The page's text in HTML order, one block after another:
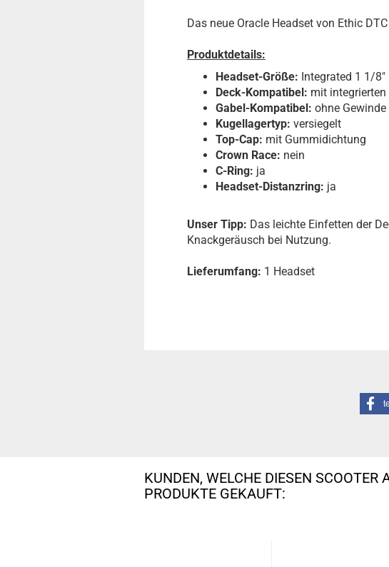
Das neue Oracle Headset von Ethic
Produktdetails:
Headset-Größe: Integrated 1 1/8"
Deck-Kompatibel: mit
Gabel-Kompatibel: ohne Gewinde
Kugellagertyp: versiegelt
Top-Cap: mit Gummidichtung
Crown Race: nein
C-Ring: ja
Headset-Distanzring: ja
Unser Tipp: Das leichte Einfetten der
Knackgeräusch bei Nutzung.
Lieferumfang: 1 Headset
KUNDEN, WELCHE DIESEN SCOOTER
PRODUKTE GEKAUFT: